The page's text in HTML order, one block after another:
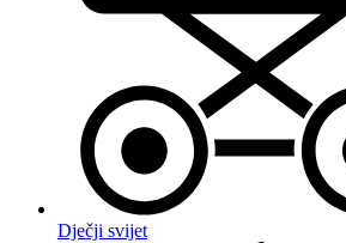
Dječji svijet